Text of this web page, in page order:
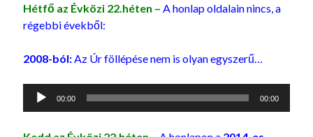
Hétfő az Évközi 22.héten – A honlap oldalain nincs, a
régebbi évekből:
2008-ból: Az Úr föllépése nem is olyan egyszerű…
Audió
00:00 00:00